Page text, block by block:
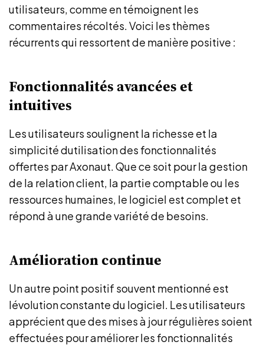
utilisateurs, comme en témoignent les
commentaires récoltés. Voici les thèmes
récurrents qui ressortent de manière positive :
Fonctionnalités avancées et
intuitives
Les utilisateurs soulignent la richesse et la
simplicité dutilisation des fonctionnalités
offertes par Axonaut. Que ce soit pour la gestion
de la relation client, la partie comptable ou les
ressources humaines, le logiciel est complet et
répond à une grande variété de besoins.
Amélioration continue
Un autre point positif souvent mentionné est
lévolution constante du logiciel. Les utilisateurs
apprécient que des mises à jour régulières soient
effectuées pour améliorer les fonctionnalités